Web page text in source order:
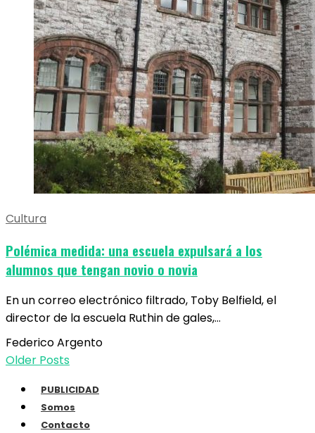
Cultura
Polémica medida: una escuela expulsará a los
alumnos que tengan novio o novia
En un correo electrónico filtrado, Toby Belfield, el
director de la escuela Ruthin de gales,…
Federico Argento
Older Posts
PUBLICIDAD
Somos
Contacto